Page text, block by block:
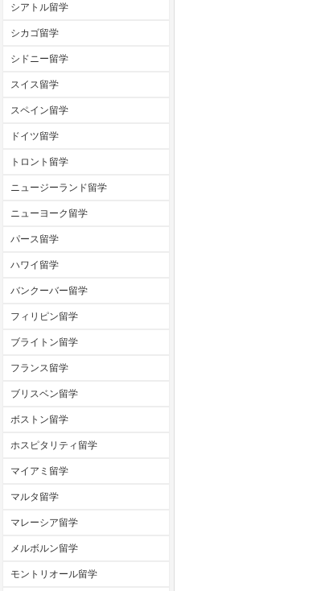
シアトル留学
シカゴ留学
シドニー留学
スイス留学
スペイン留学
ドイツ留学
トロント留学
ニュージーランド留学
ニューヨーク留学
パース留学
ハワイ留学
バンクーバー留学
フィリピン留学
ブライトン留学
フランス留学
ブリスベン留学
ボストン留学
ホスピタリティ留学
マイアミ留学
マルタ留学
マレーシア留学
メルボルン留学
モントリオール留学